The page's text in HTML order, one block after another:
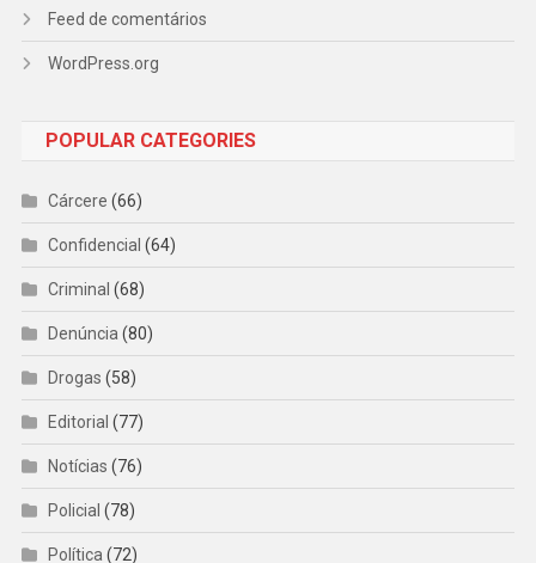
Feed de comentários
WordPress.org
POPULAR CATEGORIES
Cárcere (66)
Confidencial (64)
Criminal (68)
Denúncia (80)
Drogas (58)
Editorial (77)
Notícias (76)
Policial (78)
Política (72)